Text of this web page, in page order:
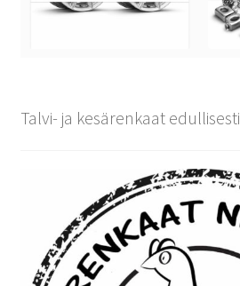
Talvi- ja kesärenkaat edullisesti